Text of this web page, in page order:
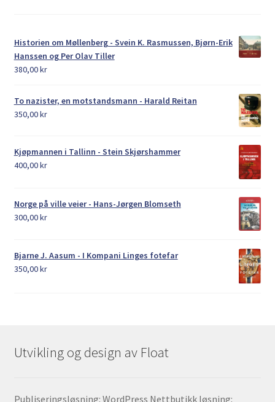
Historien om Møllenberg - Svein K. Rasmussen, Bjørn-Erik
Hanssen og Per Olav Tiller
380,00kr
To nazister, en motstandsmann - Harald Reitan
350,00kr
Kjøpmannen i Tallinn - Stein Skjørshammer
400,00kr
Norge på ville veier - Hans-Jørgen Blomseth
300,00kr
Bjarne J. Aasum - I Kompani Linges fotefar
350,00kr
Utvikling og design av Float
Publiseringsløsning: WordPress Nettbutikk løsning: